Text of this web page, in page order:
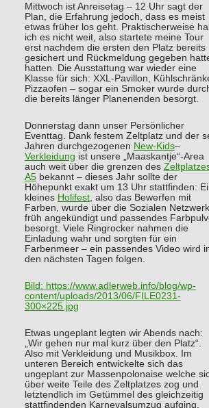
Mittwoch ist Anreisetag – 12 Uhr sagt der
Plan, die Erfahrung jedoch, dass es meist
etwas früher los geht. Praktischerweise
ich es nicht weit, also startete meine Tour
erst nachdem die ersten den Platz bereits
gesichert und Rückmeldung gegeben
hatten. Die Ausstattung war wieder eine
Klasse für sich: XXL-Pavillon,
Pizzaofen – sogar ein Smoker wurde
die bereits länger Planenenden besorgt.
Donnerstag dann unser Persönlicher
Eventtag. Dank festem Zeltplatz und der
Jahren durchgezogenen New-Kids–
Verkleidung ist unsere „Maaskantje“-Area
auch weit über die grenzen des
A5bekannt – dieses Jahr sollte der
Höhepunkt exakt um 13 Uhr stattfinden:
kleines Holifest, also das Bewerfen mit
Farben, wurde über die Sozialen
früh angekündigt und passendes
besorgt. Viele Ringrocker nahmen die
Einladung wahr und sorgten für ein
Farbenmeer – ein passendes Video wird
den nächsten Tagen folgen.
Bild: https://www.adlerweb.info/blog/wp-
content/uploads/2013/06/FILE0231-
300×225.jpg
Etwas ungeplant legten wir Abends nach:
„Wir gehen nur mal kurz über den Platz“.
Also mit Verkleidung und Musikbox. Im
unteren Bereich entwickelte sich das
ungeplant zur Massenpolonaise welche
über weite Teile des Zeltplatzes zog und
letztendlich im Getümmel des gleichzeitig
stattfindenden Karnevalsumzug aufging.